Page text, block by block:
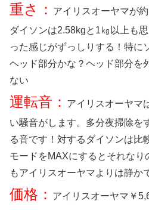
重さ：
アイリスオーヤマが
ダイソンは2.58kgと1㎏以上も
った感じがずっしりする！特に
ヘッド部分かな？ヘッド部分を
ない
運転音：
アイリスオーヤマ
い騒音がします。多分夜掃除を
る音です！対するダイソンは比
モードをMAXにするとそれな
もアイリスオーヤマよりは静か
価格：
アイリスオーヤマ￥